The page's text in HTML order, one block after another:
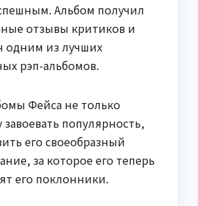
Альбом получил
отзывы критиков и
одним из лучших
рэп-альбомов.
Фейса не только
популярность,
его своеобразный
за которое его теперь
его поклонники.